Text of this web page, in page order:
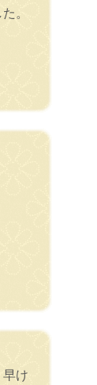
。
け